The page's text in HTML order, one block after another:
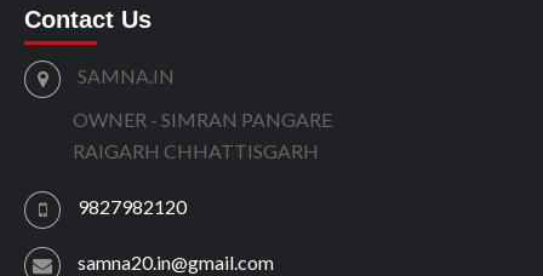
Contact Us
SAMNA.IN
OWNER - SIMRAN PANGARE
RAIGARH CHHATTISGARH
9827982120
samna20.in@gmail.com